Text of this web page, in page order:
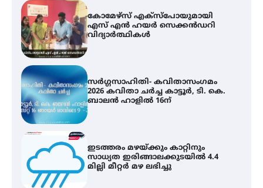
കോമേഴ്സ് എക്സ്പോയുമായി
എസ് എൻ ഹയർ സെക്കൻഡറി
വിദ്യാർത്ഥികൾ
സർഗ്ഗസാഹിതി- കവിതാസംഗമം
2026 കവിതാ ചർച്ച കാട്ടൂർ, ടി. കെ.
ബാലൻ ഹാളിൽ 16ന്
ഇടത്തരം മഴയ്ക്കും കാറ്റിനും
സാധ്യത ഇരിങ്ങാലക്കുടയിൽ 4.4
മില്ലി മീറ്റർ മഴ ലഭിച്ചു